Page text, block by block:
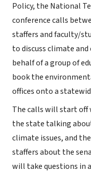
Policy, the National
conference calls
staffers and faculty/
to discuss climate
behalf of a group of
book the
offices onto a
The calls will start off
the state talking
climate issues, and
staffers about the
will take questions in